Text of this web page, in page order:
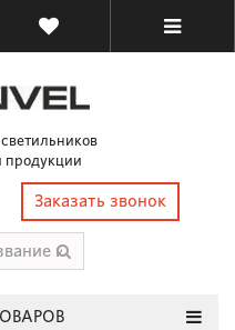
продукции
Заказать звонок